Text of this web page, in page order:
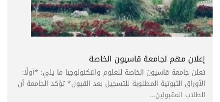
إعلان مهم لجامعة قاسيون الخاصة
تعلن جامعة قاسيون الخاصة للعلوم والتكنولوجيا ما يلي: *أولًا:
الأوراق الثبوتية المطلوبة للتسجيل بعد القبول* تؤكد الجامعة أن
الطلاب المقبولين...